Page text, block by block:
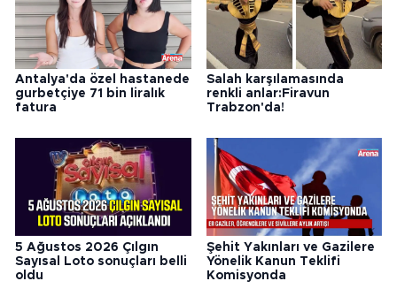
Antalya'da özel hastanede
gurbetçiye 71 bin liralık
fatura
Salah karşılamasında
renkli anlar:Firavun
Trabzon'da!
5 Ağustos 2026 Çılgın
Sayısal Loto sonuçları belli
oldu
Şehit Yakınları ve Gazilere
Yönelik Kanun Teklifi
Komisyonda